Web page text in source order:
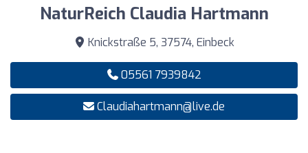
NaturReich Claudia Hartmann
Knickstraße 5, 37574, Einbeck
05561 7939842
Claudiahartmann@live.de